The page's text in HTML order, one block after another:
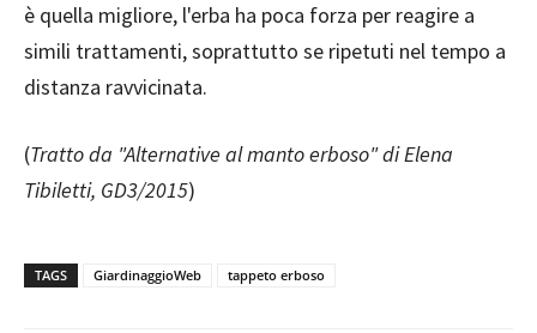
è quella migliore, l'erba ha poca forza per reagire a
simili trattamenti, soprattutto se ripetuti nel tempo a
distanza ravvicinata.
(Tratto da "Alternative al manto erboso" di Elena
Tibiletti, GD3/2015)
TAGS GiardinaggioWeb tappeto erboso